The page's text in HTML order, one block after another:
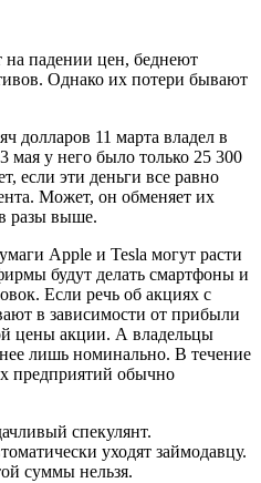
на падении цен, беднеют
Однако их потери бывают
долларов 11 марта владел в
мая у него было только 25 300
если эти деньги все равно
Может, он обменяет их
разы выше.
Apple и Tesla могут расти
будут делать смартфоны и
Если речь об акциях с
в зависимости от прибыли
цены акции. А владельцы
лишь номинально. В течение
предприятий обычно
спекулянт.
уходят займодавцу.
суммы нельзя.